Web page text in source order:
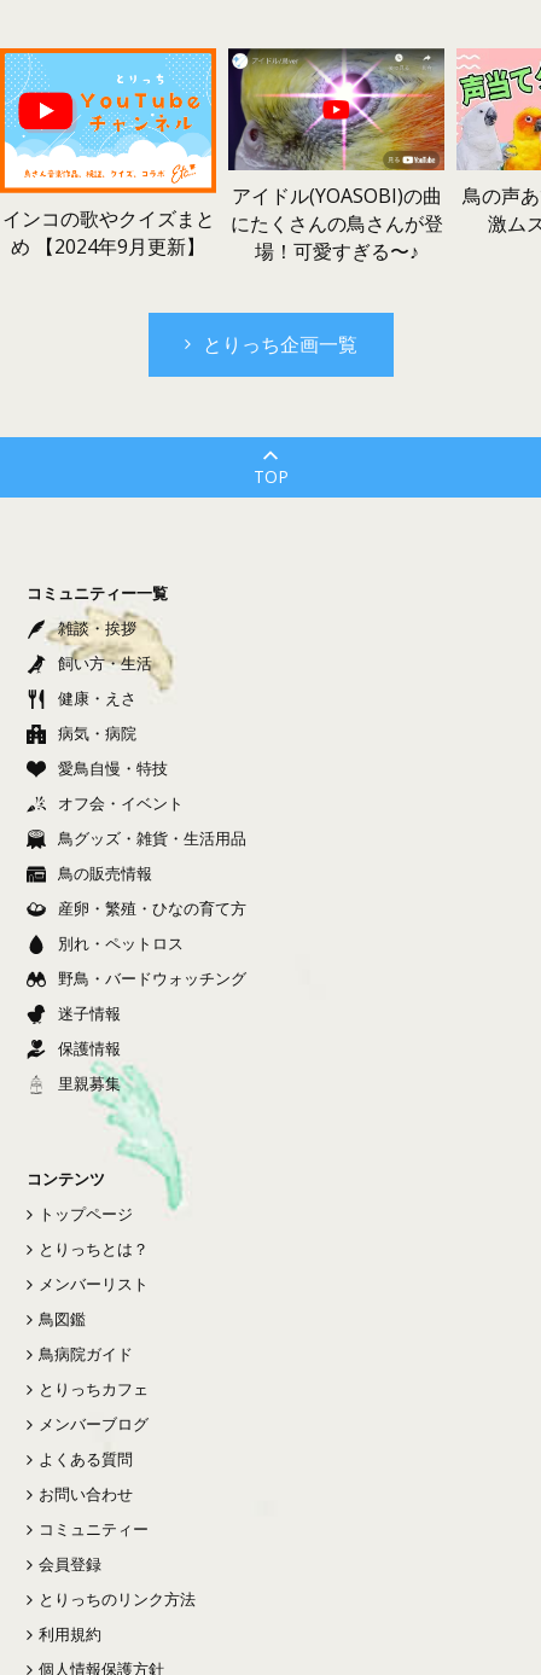
インコの歌やクイズまと
め 【2024年9月更新】
アイドル(YOASOBI)の曲
にたくさんの鳥さんが登
場！可愛すぎる〜♪
鳥の声
激ム
とりっち企画一覧
TOP
コミュニティー一覧
雑談・挨拶
飼い方・生活
健康・えさ
病気・病院
愛鳥自慢・特技
オフ会・イベント
鳥グッズ・雑貨・生活用品
鳥の販売情報
産卵・繁殖・ひなの育て方
別れ・ペットロス
野鳥・バードウォッチング
迷子情報
保護情報
里親募集
コンテンツ
トップページ
とりっちとは？
メンバーリスト
鳥図鑑
鳥病院ガイド
とりっちカフェ
メンバーブログ
よくある質問
お問い合わせ
コミュニティー
会員登録
とりっちのリンク方法
利用規約
個人情報保護方針